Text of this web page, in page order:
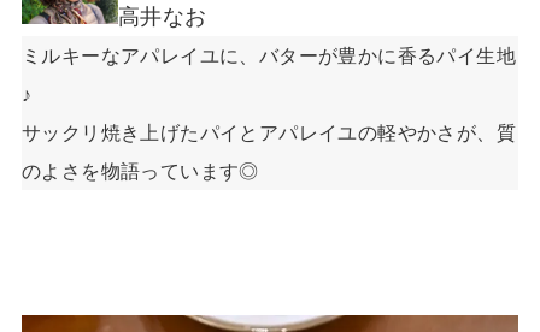
高井なお
ミルキーなアパレイユに、バターが豊かに香るパイ生地
♪
サックリ焼き上げたパイとアパレイユの軽やかさが、質
のよ さを物語っています◎